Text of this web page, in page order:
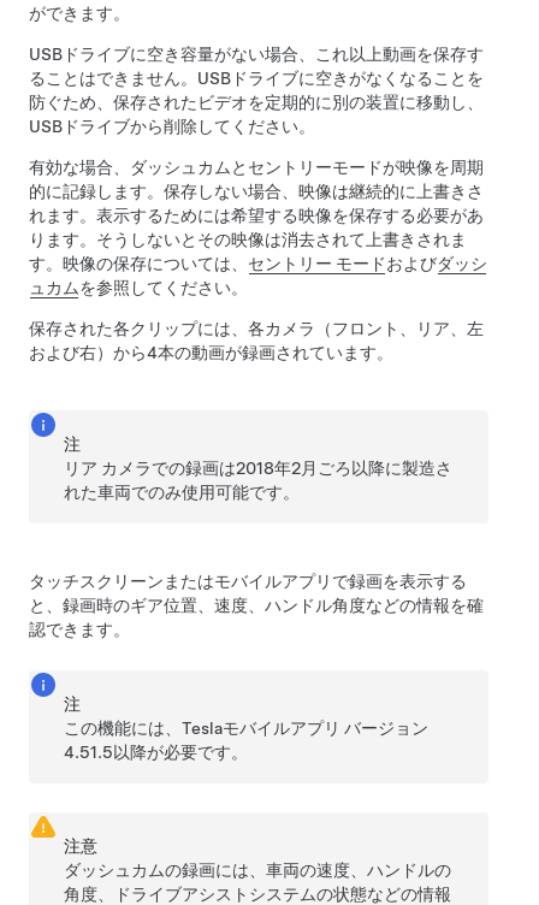
ができます。
USBドライブに空き容量がない場合、これ以上動画を保存す
ることはできません。USBドライブに空きがなくなることを
防ぐため、保存されたビデオを定期的に別の装置に移動し、
USBドライブから削除してください。
有効な場合、ダッシュカム とセントリーモードが映像を周期
的に記録します。保存しない場合、映像は継続的に上書きさ
れます。表示するためには希望する映像を保存する必要があ
ります。そうしないとその映像は消去されて上書きされま
す。映像の保存については、 セントリー モードおよびダッシ
ュカムを参照してください。
保存された各クリップには、各カメラ（フロント、リア、左
および右）から4本の動画が録画されています。
注
リア カメラでの録画は2018年2月ごろ以降に製造さ
れた車両でのみ使用可能です。
タッチスクリーン またはモバイルアプリ で録画を表示する
と、録画時のギア位置、速度、 ハンドル角度などの情報を確
認できます。
注
この機能には、Teslaモバイルアプリ バージョン
4.51.5以降が必要です。
注意
ダッシュカムの録画には、車両の速度、ハンドルの
角度、
ドライブアシスト システムの状態などの情報